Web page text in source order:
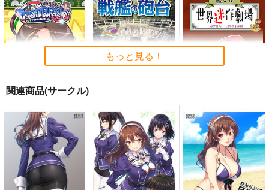
Thonbricchi～トンブ
リちゃんとねこてーと
KURONEKO-WORK's-
くろねこわぁくす-
660円 （税込）
戦艦の砲台 ～海から
陸へ！レーザー測量で
蘇る巨大地下空間・壱
岐要塞の全貌
さざなみ壊変
1,320 円（税込）
ミリタリー
赤城
加賀
艦これ世界迷作劇場～
赤ずきん・三匹の子ぶ
た～
さといも牧場
787円 （税込）
もっと見る！
関連商品(サークル)